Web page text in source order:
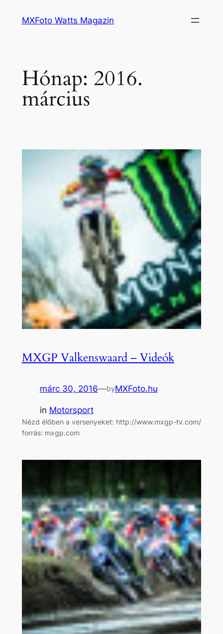
MXFoto Watts Magazin
Hónap: 2016.
március
MXGP Valkenswaard – Videók
márc 30, 2016—byMXFoto.hu
in Motorsport
Nézd élőben a versenyeket: http://www.mxgp-tv.com/
forrás: mxgp.com